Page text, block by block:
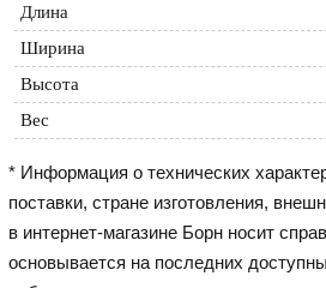
Длина
Ширина
Высота
Вес
* Информация о технических
поставки, стране изготовления,
в интернет-магазине Борн носит
основывается на последних